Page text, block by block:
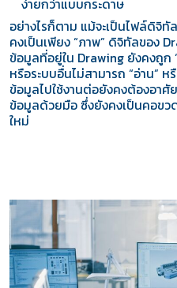
ง่ายกว่าแบบกระดาษ
อย่างไรก็ตาม แม้จะเป็นไฟล์ดิจิ
คงเป็นเพียง “ภาพ” ดิจิทัลของ
ข้อมูลที่อยู่ใน Drawing ยังคงถูก
หรือระบบอื่นไม่สามารถ “อ่าน” ห
ข้อมูลไปใช้งานต่อยังคงต้องอาศั
ข้อมูลด้วยมือ ซึ่งยังคงเป็นคอข
ใหม่